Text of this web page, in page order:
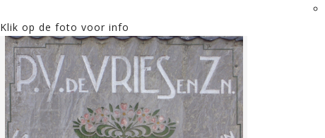
Klik op de foto voor info